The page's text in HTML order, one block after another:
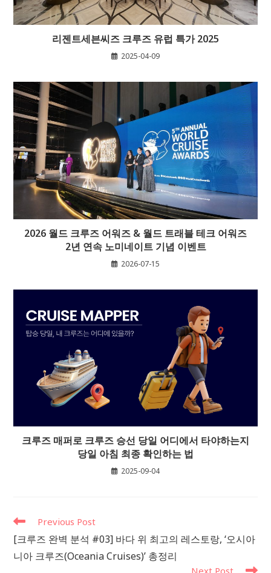
리젠트세븐씨즈 크루즈 유럽 특가 2025
2025-04-09
2026 월드 크루즈 어워즈 & 월드 트래블 테크 어워즈
2년 연속 노미네이트 기념 이벤트
2026-07-15
크루즈 매퍼로 크루즈 승선 당일 어디에서 타야하는지
당일 아침 최종 확인하는 법
2025-09-04
Read
articles
Previous Post
[크루즈 완벽 분석 #03] 바다 위 최고의 레스토랑, ‘오시아
니아 크루즈(Oceania Cruises)’ 총정리